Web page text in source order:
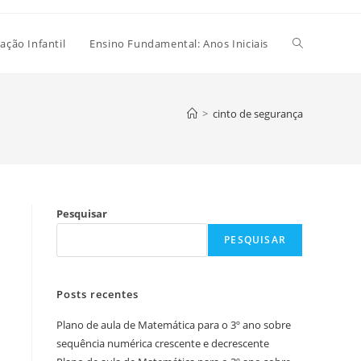
Infantil Ensino Fundamental: Anos Iniciais Alternar
site
> cinto de segurança
Pesquisar
PESQUISAR
Posts recentes
Plano de aula de Matemática para o 3º ano sobre
sequência numérica crescente e decrescente